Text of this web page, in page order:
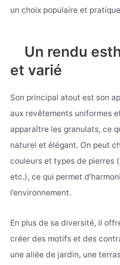
un choix populaire et
Un rendu
et varié
Son principal atout est son
aux revêtements uniformes
apparaître les granulats, ce
naturel et élégant. On peut
couleurs et types de pierres
etc.), ce qui permet
l’environnement.
En plus de sa diversité, il
créer des motifs et des
une allée de jardin, une